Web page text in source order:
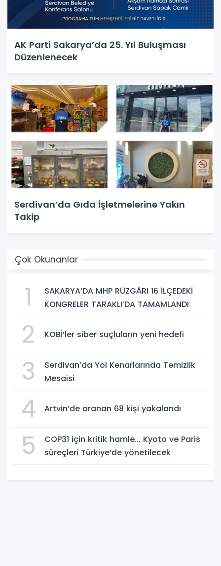
AK Parti Sakarya’da 25. Yıl Buluşması
Düzenlenecek
Serdivan’da Gıda İşletmelerine Yakın
Takip
Çok Okunanlar
1
SAKARYA’DA MHP RÜZGÂRI 16 İLÇEDEKİ
KONGRELER TARAKLI’DA TAMAMLANDI
2 KOBİ’ler siber suçluların yeni hedefi
3
Serdivan’da Yol Kenarlarında Temizlik
Mesaisi
4 Artvin’de aranan 68 kişi yakalandı
5
COP31 için kritik hamle... Kyoto ve Paris
süreçleri Türkiye’de yönetilecek